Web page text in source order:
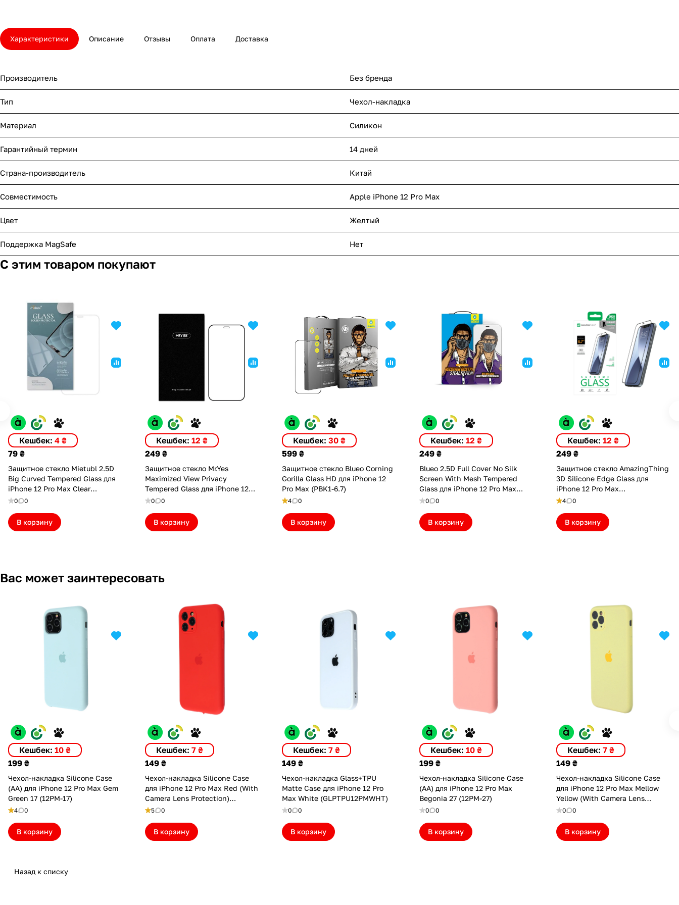
Характеристики Описание Отзывы Оплата Доставка
Производитель Без бренда
Тип Чехол-накладка
Материал Силикон
Гарантийный термин 14 дней
Страна-производитель Китай
Совместимость Apple iPhone 12 Pro Max
Цвет Желтый
Поддержка MagSafe Нет
С этим товаром покупают
Кешбек: 4 ₴
79 ₴
Защитное стекло Mietubl 2.5D
Big Curved Tempered Glass для
iPhone 12 Pro Max Clear
(MTBL25D12PMCL)
0 0
В корзину
Кешбек:12 ₴
249 ₴
Защитное стекло Mr.Yes
Maximized View Privacy
Tempered Glass для iPhone 12
Pro Max (Упаковка конверт)
0 0
В корзину
Кешбек:30 ₴
599 ₴
Защитное стекло Blueo Corning
Gorilla Glass HD для iPhone 12
Pro Max (PBK1-6.7)
4 0
В корзину
Кешбек: 12 ₴
249 ₴
Blueo 2.5D Full Cover No Silk
Screen With Mesh Tempered
Glass для iPhone 12 Pro Max
(NPB31-6.7)
0 0
В корзину
Кешбек: 12 ₴
249 ₴
Защитное стекло AmazingThing
3D Silicone Edge Glass для
iPhone 12 Pro Max
(AT275EBI12PM)
4 0
В корзину
Вас может заинтересовать
Кешбек: 10 ₴
199 ₴
Чехол-накладка Silicone Case
(AA) для iPhone 12 Pro Max Gem
Green 17 (12PM-17)
4 0
В корзину
Кешбек:7 ₴
149 ₴
Чехол-накладка Silicone Case
для iPhone 12 Pro Max Red (With
Camera Lens Protection)
(ASC12PMCLPRD)
5 0
В корзину
Кешбек:7 ₴
149 ₴
Чехол-накладка Glass+TPU
Matte Case для iPhone 12 Pro
Max White (GLPTPU12PMWHT)
0 0
В корзину
Кешбек: 10 ₴
199 ₴
Чехол-накладка Silicone Case
(AA) для iPhone 12 Pro Max
Begonia 27 (12PM-27)
0 0
В корзину
Кешбек: 7 ₴
149 ₴
Чехол-накладка Silicone Case
для iPhone 12 Pro Max Mellow
Yellow (With Camera Lens
Protection) (ASC12PMCLPMYLW)
0 0
В корзину
Назад к списку